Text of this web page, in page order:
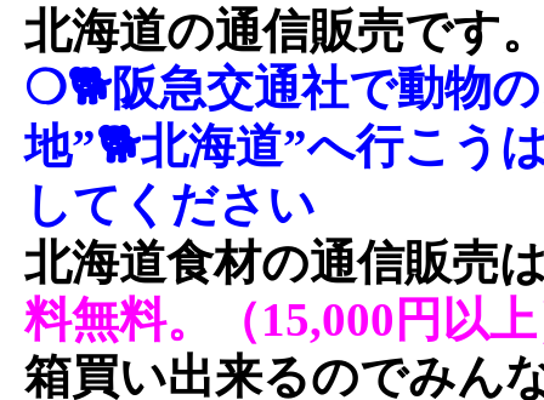
北海道の通信販売です
❍🐕阪急交通社で動物
地”🐕北海道”へ行こう
してください
北海道食材の通信販売
料無料。（15,000円以
箱買い出来るのでみん